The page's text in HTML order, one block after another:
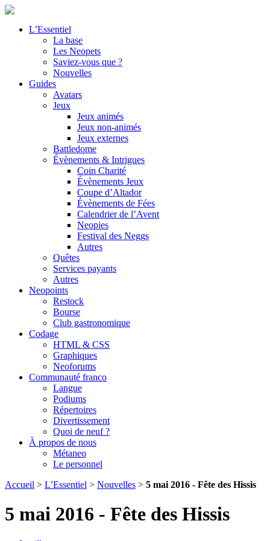
L’Essentiel
La base
Les Neopets
Saviez-vous que ?
Nouvelles
Guides
Avatars
Jeux
Jeux animés
Jeux non-animés
Jeux externes
Battledome
Évènements & Intrigues
Coin Charité
Évènements Jeux
Coupe d’Altador
Évènements de Fées
Calendrier de l’Avent
Neopies
Festival des Neggs
Autres
Quêtes
Services payants
Autres
Neopoints
Restock
Bourse
Club gastronomique
Codage
HTML & CSS
Graphiques
Neoforums
Communauté franco
Langue
Podiums
Répertoires
Divertissement
Quoi de neuf ?
À propos de nous
Métaneo
Le personnel
Accueil > L’Essentiel > Nouvelles > 5 mai 2016 - Fête des Hissis
5 mai 2016 - Fête des Hissis